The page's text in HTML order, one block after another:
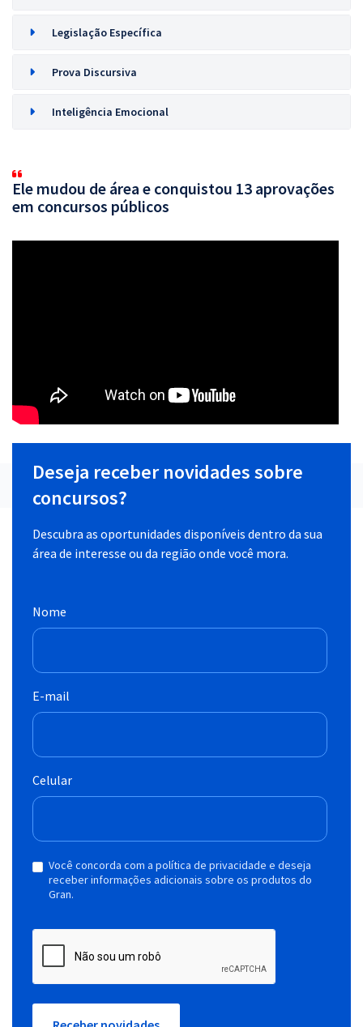
Legislação Específica
Prova Discursiva
Inteligência Emocional
Ele mudou de área e conquistou 13 aprovações
em concursos públicos
Deseja receber novidades sobre
concursos?
Descubra as oportunidades disponíveis dentro da sua
área de interesse ou da região onde você mora.
Nome
E-mail
Celular
Você concorda com a política de privacidade e deseja
receber informações adicionais sobre os produtos do
Gran.